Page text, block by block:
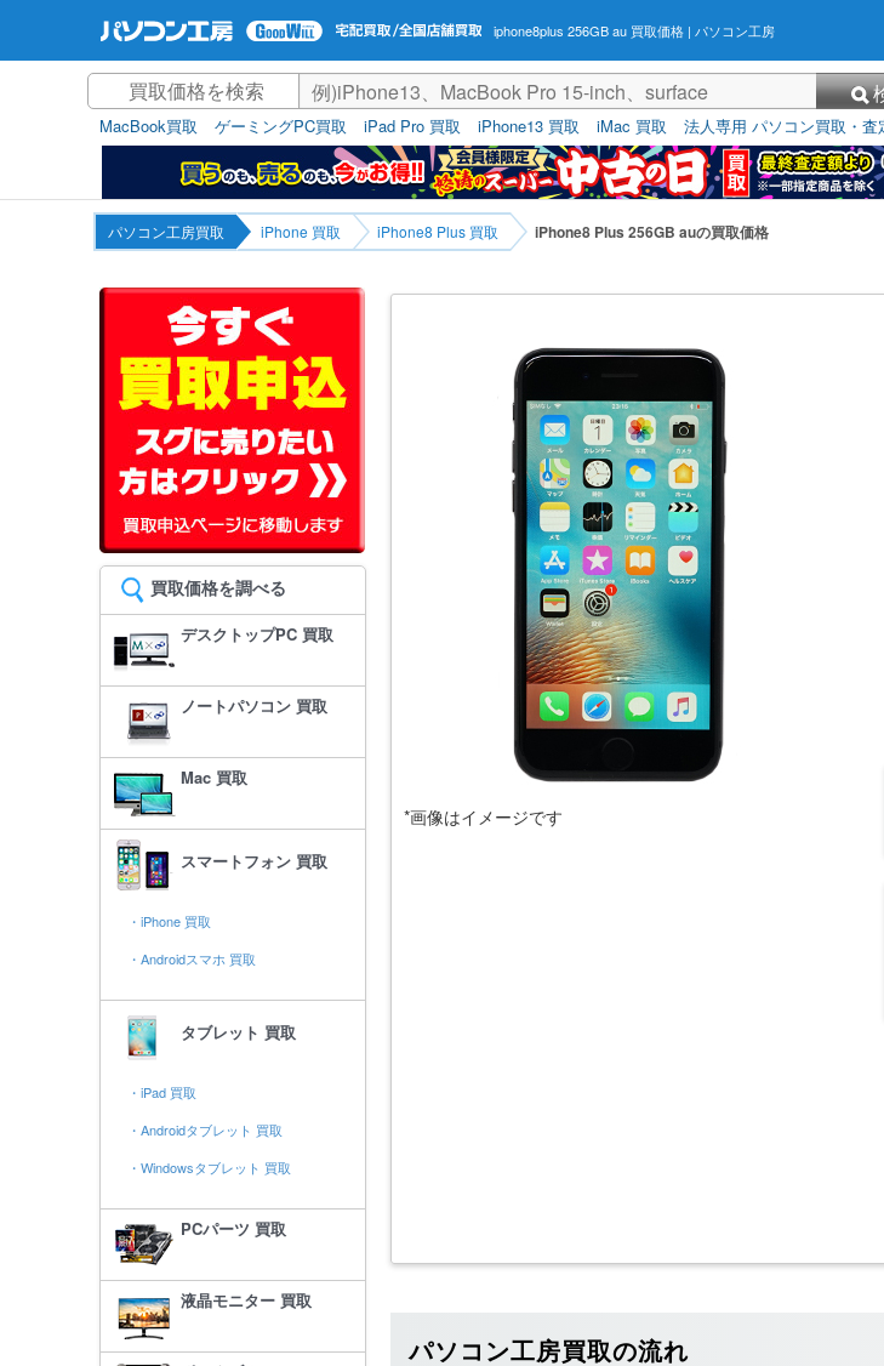
iphone8plus 256GB au 買取価格 | パソコン工房
MacBook買取 ゲーミングPC買取 iPad Pro 買取 iPhone13 買取 iMac 買取 法人専用 パソコン買取・査
パソコン工房買取 iPhone 買取 iPhone8 Plus 買取 iPhone8 Plus 256GB auの買取価格
*画像はイメージです
パソコン工房買取の流れ
買取価格を調べる
デスクトップPC 買取
ノートパソコン 買取
Mac 買取
スマートフォン 買取
・iPhone 買取
・Androidスマホ 買取
タブレット 買取
・iPad 買取
・Androidタブレット 買取
・Windowsタブレット 買取
PCパーツ 買取
液晶モニター 買取